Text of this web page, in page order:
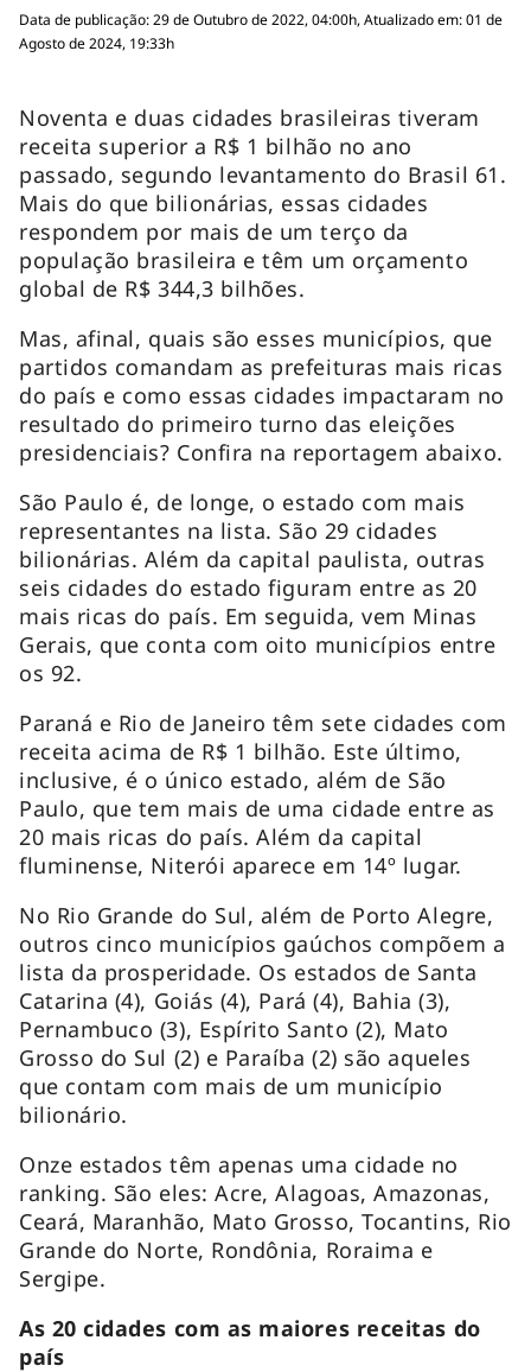
Data de publicação: 29 de Outubro de 2022, 04:00h, Atualizado em: 01 de
Agosto de 2024, 19:33h
Noventa e duas cidades brasileiras tiveram
receita superior a R$ 1 bilhão no ano
passado, segundo levantamento do Brasil 61.
Mais do que bilionárias, essas cidades
respondem por mais de um terço da
população brasileira e têm um orçamento
global de R$ 344,3 bilhões.
Mas, afinal, quais são esses municípios, que
partidos comandam as prefeituras mais ricas
do país e como essas cidades impactaram no
resultado do primeiro turno das eleições
presidenciais? Confira na reportagem abaixo.
São Paulo é, de longe, o estado com mais
representantes na lista. São 29 cidades
bilionárias. Além da capital paulista, outras
seis cidades do estado figuram entre as 20
mais ricas do país. Em seguida, vem Minas
Gerais, que conta com oito municípios entre
os 92.
Paraná e Rio de Janeiro têm sete cidades com
receita acima de R$ 1 bilhão. Este último,
inclusive, é o único estado, além de São
Paulo, que tem mais de uma cidade entre as
20 mais ricas do país. Além da capital
fluminense, Niterói aparece em 14º lugar.
No Rio Grande do Sul, além de Porto Alegre,
outros cinco municípios gaúchos compõem a
lista da prosperidade. Os estados de Santa
Catarina (4), Goiás (4), Pará (4), Bahia (3),
Pernambuco (3), Espírito Santo (2), Mato
Grosso do Sul (2) e Paraíba (2) são aqueles
que contam com mais de um município
bilionário.
Onze estados têm apenas uma cidade no
ranking. São eles: Acre, Alagoas, Amazonas,
Ceará, Maranhão, Mato Grosso, Tocantins, Rio
Grande do Norte, Rondônia, Roraima e
Sergipe.
As 20 cidades com as maiores receitas do
país